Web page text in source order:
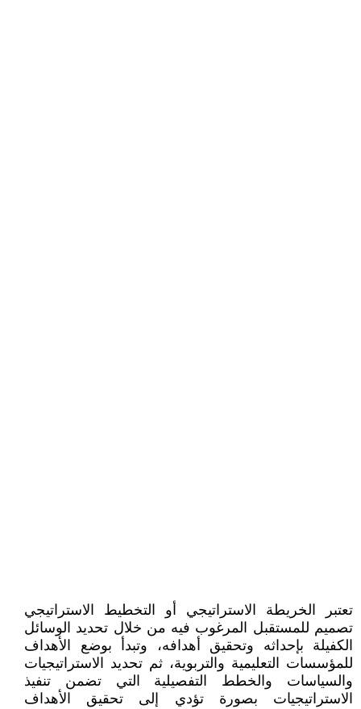
تعتبر الخريطة الاستراتيجي أو التخطيط الاستراتيجي
تصميم للمستقبل المرغوب فيه من خلال تحديد الوسائل
الكفيلة بإحداثه وتحقيق أهدافه، وتبدأ بوضع الأهداف
للمؤسسات التعليمية والتربوية، ثم تحديد الاستراتيجيات
والسياسات والخطط التفصيلية التي تضمن تنفيذ
الاستراتيجيات بصورة تؤدي إلى تحقيق الأهداف